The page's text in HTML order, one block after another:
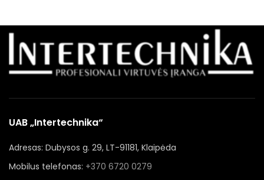
UAB „Intertechnika“
Adresas: Dubysos g. 29, LT-91181, Klaipėda
Mobilus telefonas: +370 6720 0279